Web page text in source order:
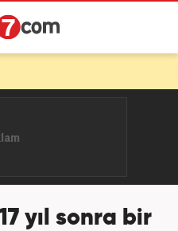
yıl sonra bir